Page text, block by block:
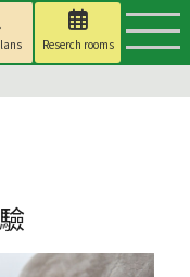
Reserch rooms